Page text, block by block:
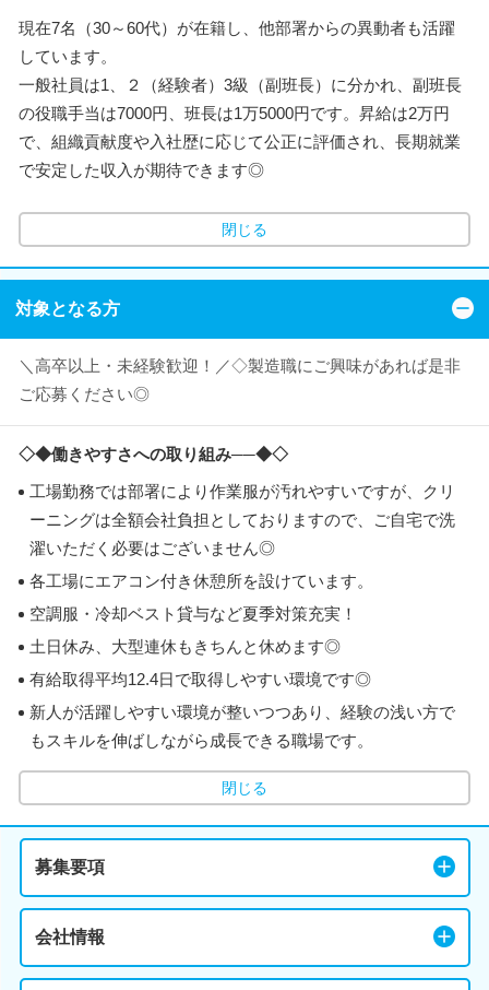
現在7名（30～60代）が在籍し、他部署からの異動者も活躍
しています。
一般社員は1、２（経験者）3級（副班長）に分かれ、副班長
の役職手当は7000円、班長は1万5000円です。昇給は2万円
で、組織貢献度や入社歴に応じて公正に評価され、長期就業
で安定した収入が期待できます◎
閉じる
対象となる方
＼高卒以上・未経験歓迎！／◇製造職にご興味があれば是非
ご応募ください◎
◇◆働きやすさへの取り組み──◆◇
工場勤務では部署により作業服が汚れやすいですが、クリ
ーニングは全額会社負担としておりますので、ご自宅で洗
濯いただく必要はございません◎
各工場にエアコン付き休憩所を設けています。
空調服・冷却ベスト貸与など夏季対策充実！
土日休み、大型連休もきちんと休めます◎
有給取得平均12.4日で取得しやすい環境です◎
新人が活躍しやすい環境が整いつつあり、経験の浅い方で
もスキルを伸ばしながら成長できる職場です。
閉じる
募集要項
会社情報